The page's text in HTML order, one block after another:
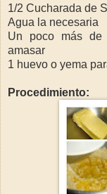
1/2 Cucharada de
Agua la necesaria
Un poco más de
amasar
1 huevo o yema
Procedimiento: